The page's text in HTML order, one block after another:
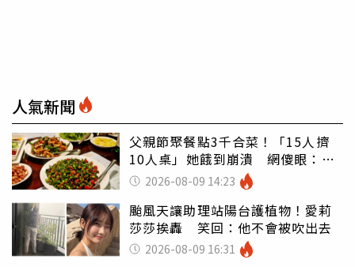
人氣新聞
父親節聚餐點3千合菜！「15人擠
10人桌」她餓到崩潰 網傻眼：讓
店家看笑話
2026-08-09 14:23
颱風天讓助理站陽台護植物！愛莉
莎莎挨轟 笑回：他不會被吹出去
2026-08-09 16:31